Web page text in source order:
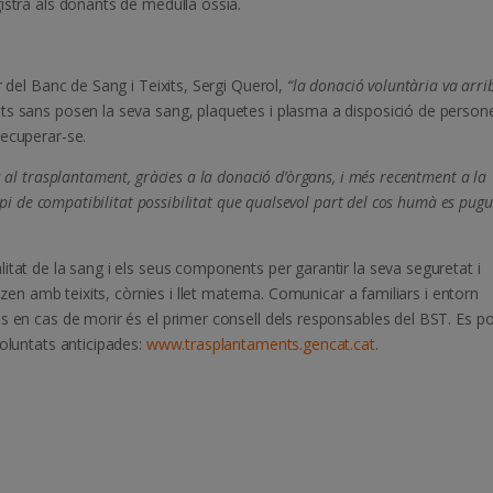
Banc de Sang i Teixits, Sergi Querol, “la donació voluntària va
sans posen la seva sang, plaquetes i plasma a disposició de
se.
trasplantament, gràcies a la donació d’òrgans, i més recentment a la
de compatibilitat possibilitat que qualsevol part del cos humà es
de la sang i els seus components per garantir la seva seguretat i
amb teixits, còrnies i llet materna. Comunicar a familiars i entorn
cas de morir és el primer consell dels responsables del BST. Es
anticipades: www.trasplantaments.gencat.cat.